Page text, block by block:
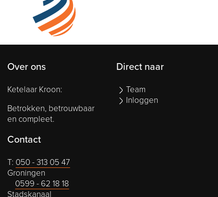
Over ons
Ketelaar Kroon:
Betrokken, betrouwbaar
en compleet.
Direct naar
Team
Inloggen
Contact
T: 050 - 313 05 47
Groningen
0599 - 62 18 18
Stadskanaal